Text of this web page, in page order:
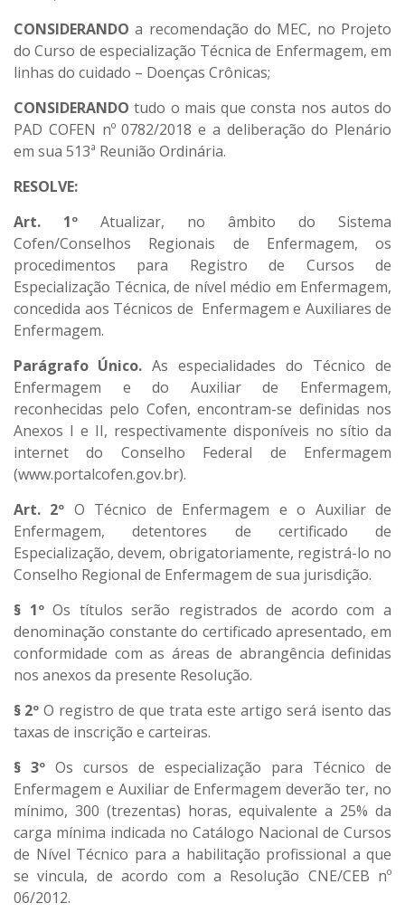
CONSIDERANDO a recomendação do MEC, no Projeto
do Curso de especialização Técnica de Enfermagem, em
linhas do cuidado – Doenças Crônicas;
CONSIDERANDO tudo o mais que consta nos autos do
PAD COFEN nº 0782/2018 e a deliberação do Plenário
em sua 513ª Reunião Ordinária.
RESOLVE:
Art. 1º Atualizar, no âmbito do Sistema
Cofen/Conselhos Regionais de Enfermagem, os
procedimentos para Registro de Cursos de
Especialização Técnica, de nível médio em Enfermagem,
concedida aos Técnicos de Enfermagem e Auxiliares de
Enfermagem.
Parágrafo Único. As especialidades do Técnico de
Enfermagem e do Auxiliar de Enfermagem,
reconhecidas pelo Cofen, encontram-se definidas nos
Anexos I e II, respectivamente disponíveis no sítio da
internet do Conselho Federal de Enfermagem
(www.portalcofen.gov.br).
Art. 2º O Técnico de Enfermagem e o Auxiliar de
Enfermagem, detentores de certificado de
Especialização, devem, obrigatoriamente, registrá-lo no
Conselho Regional de Enfermagem de sua jurisdição.
§ 1º Os títulos serão registrados de acordo com a
denominação constante do certificado apresentado, em
conformidade com as áreas de abrangência definidas
nos anexos da presente Resolução.
§ 2º O registro de que trata este artigo será isento das
taxas de inscrição e carteiras.
§ 3º Os cursos de especialização para Técnico de
Enfermagem e Auxiliar de Enfermagem deverão ter, no
mínimo, 300 (trezentas) horas, equivalente a 25% da
carga mínima indicada no Catálogo Nacional de Cursos
de Nível Técnico para a habilitação profissional a que
se vincula, de acordo com a Resolução CNE/CEB nº
06/2012.